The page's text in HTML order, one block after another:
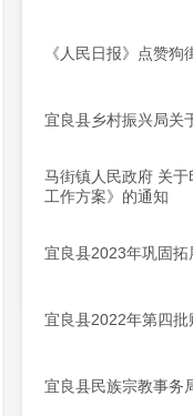
《人民日报》点赞狗
宜良县乡村振兴局关
马街镇人民政府 关
工作方案》的通知
宜良县2023年巩固
宜良县2022年第四
宜良县民族宗教事务